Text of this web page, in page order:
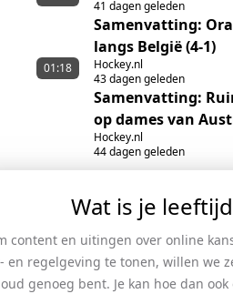
41 dagen geleden
Samenvatting:
langs België (4-1)
Hockey.nl
43 dagen geleden
01:18
Samenvatting:
op dames van
Hockey.nl
44 dagen geleden
Wat is je
content en uitingen over online
en regelgeving te tonen, willen we
oud genoeg bent. Je kan hoe dan